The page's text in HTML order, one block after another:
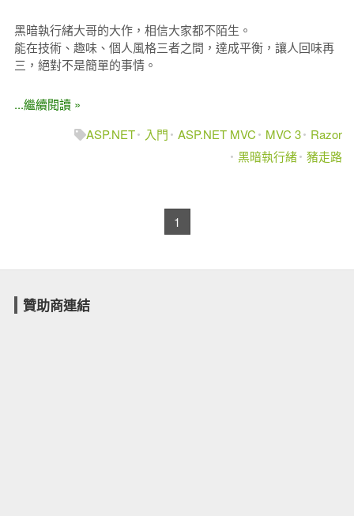
黑暗執行緒大哥的大作，相信大家都不陌生。
能在技術、趣味、個人風格三者之間，達成平衡，讓人回味再
三，絕對不是簡單的事情。
...繼續閱讀 »
ASP.NET
入門 ASP.NET MVC MVC 3
Razor
黑暗執行緒 豬走路
1
贊助商連結